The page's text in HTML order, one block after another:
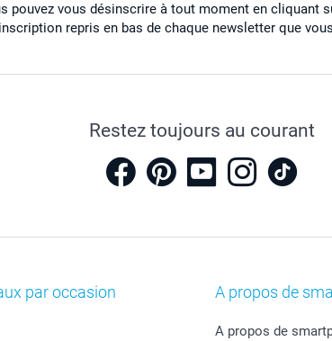
pouvez vous désinscrire à tout moment en cliquant
repris en bas de chaque newsletter que
Restez toujours au courant
par occasion A propos de
A propos de